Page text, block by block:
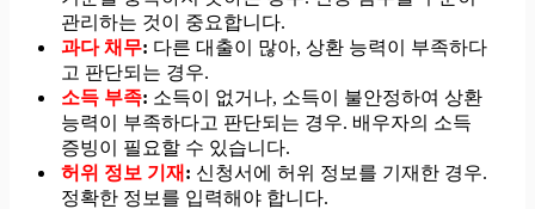
관리하는 것이 중요합니다.
과다 채무: 다른 대출이 많아, 상환 능력이 부족하다
고 판단되는 경우.
소득 부족: 소득이 없거나, 소득이 불안정하여 상환
능력이 부족하다고 판단되는 경우. 배우자의 소득
증빙이 필요할 수 있습니다.
허위 정보 기재 : 신청서에 허위 정보를 기재한 경우.
정확한 정보를 입력해야 합니다.